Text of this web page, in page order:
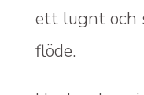
ett lugnt och
flöde.